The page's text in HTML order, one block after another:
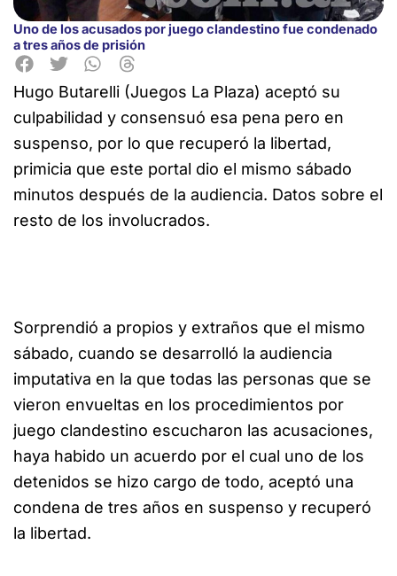
Uno de los acusados por juego clandestino fue condenado
a tres años de prisión
Hugo Butarelli (Juegos La Plaza) aceptó su
culpabilidad y consensuó esa pena pero en
suspenso, por lo que recuperó la libertad,
primicia que este portal dio el mismo sábado
minutos después de la audiencia. Datos sobre el
resto de los involucrados.
Sorprendió a propios y extraños que el mismo
sábado, cuando se desarrolló la audiencia
imputativa en la que todas las personas que se
vieron envueltas en los procedimientos por
juego clandestino escucharon las acusaciones,
haya habido un acuerdo por el cual uno de los
detenidos se hizo cargo de todo, aceptó una
condena de tres años en suspenso y recuperó
la libertad.